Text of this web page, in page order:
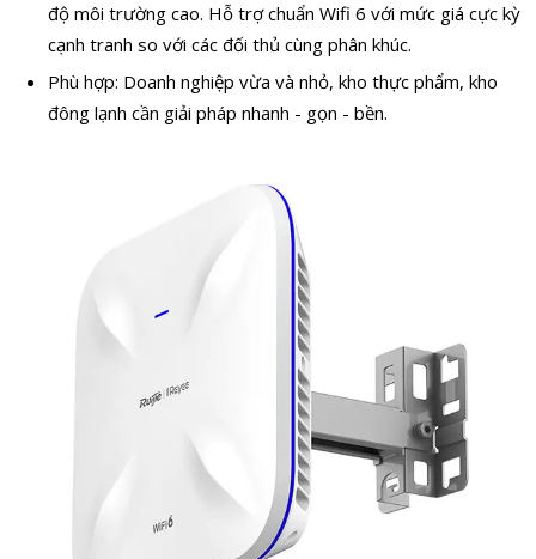
độ môi trường cao. Hỗ trợ chuẩn Wifi 6 với mức giá cực kỳ
cạnh tranh so với các đối thủ cùng phân khúc.
Phù hợp: Doanh nghiệp vừa và nhỏ, kho thực phẩm, kho
đông lạnh cần giải pháp nhanh - gọn - bền.